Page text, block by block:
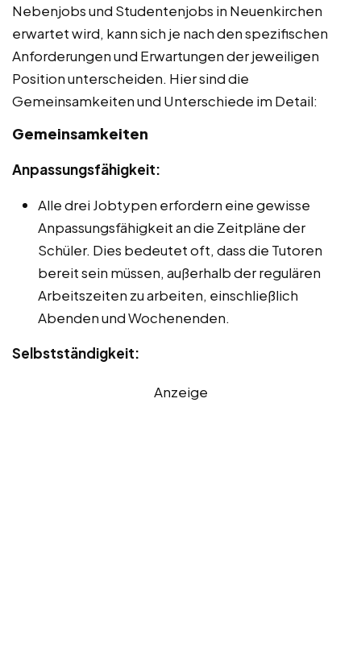
Nebenjobs und Studentenjobs in Neuenkirchen
erwartet wird, kann sich je nach den spezifischen
Anforderungen und Erwartungen der jeweiligen
Position unterscheiden. Hier sind die
Gemeinsamkeiten und Unterschiede im Detail:
Gemeinsamkeiten
Anpassungsfähigkeit:
Alle drei Jobtypen erfordern eine gewisse
Anpassungsfähigkeit an die Zeitpläne der
Schüler. Dies bedeutet oft, dass die Tutoren
bereit sein müssen, außerhalb der regulären
Arbeitszeiten zu arbeiten, einschließlich
Abenden und Wochenenden.
Selbstständigkeit:
Anzeige